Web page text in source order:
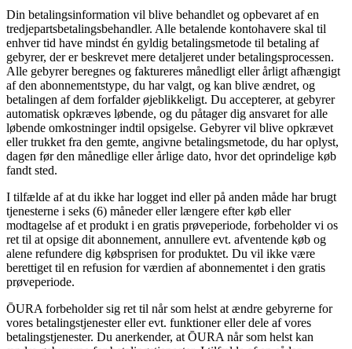
Din betalingsinformation vil blive behandlet og opbevaret af en
tredjepartsbetalingsbehandler. Alle betalende kontohavere skal til
enhver tid have mindst én gyldig betalingsmetode til betaling af
gebyrer, der er beskrevet mere detaljeret under betalingsprocessen.
Alle gebyrer beregnes og faktureres månedligt eller årligt afhængigt
af den abonnementstype, du har valgt, og kan blive ændret, og
betalingen af dem forfalder øjeblikkeligt. Du accepterer, at gebyrer
automatisk opkræves løbende, og du påtager dig ansvaret for alle
løbende omkostninger indtil opsigelse. Gebyrer vil blive opkrævet
eller trukket fra den gemte, angivne betalingsmetode, du har oplyst,
dagen før den månedlige eller årlige dato, hvor det oprindelige køb
fandt sted.
I tilfælde af at du ikke har logget ind eller på anden måde har brugt
tjenesterne i seks (6) måneder eller længere efter køb eller
modtagelse af et produkt i en gratis prøveperiode, forbeholder vi os
ret til at opsige dit abonnement, annullere evt. afventende køb og
alene refundere dig købsprisen for produktet. Du vil ikke være
berettiget til en refusion for værdien af abonnementet i den gratis
prøveperiode.
ŌURA forbeholder sig ret til når som helst at ændre gebyrerne for
vores betalingstjenester eller evt. funktioner eller dele af vores
betalingstjenester. Du anerkender, at ŌURA når som helst kan